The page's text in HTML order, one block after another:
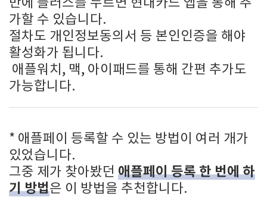
가할 수 있습니다.
절차도 개인정보동의서 등 본인인증을 해야
활성화가 됩니다.
애플워치, 맥, 아이패드를 통해 간편 추가도
가능합니다.
* 애플페이 등록할 수 있는 방법이 여러 개가
있었습니다.
그중 제가 찾아봤던 애플페이 등록 한 번에 하
기 방법은 이 방법을 추천합니다.